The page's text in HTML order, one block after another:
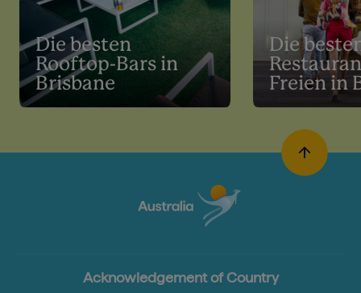
Die besten
Rooftop-Bars in
Brisbane
Die
Freien in
Acknowledgement of Country